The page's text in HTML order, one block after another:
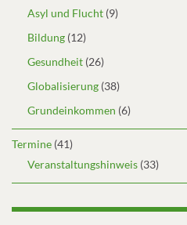
Asyl und Flucht (9)
Bildung (12)
Gesundheit (26)
Globalisierung (38)
Grundeinkommen (6)
Termine (41)
Veranstaltungshinweis (33)